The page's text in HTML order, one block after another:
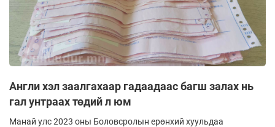
Англи хэл заалгахаар гадаадаас багш залах нь
гал унтраах төдий л юм
Манай улс 2023 оны Боловсролын ерөнхий хууль­даа